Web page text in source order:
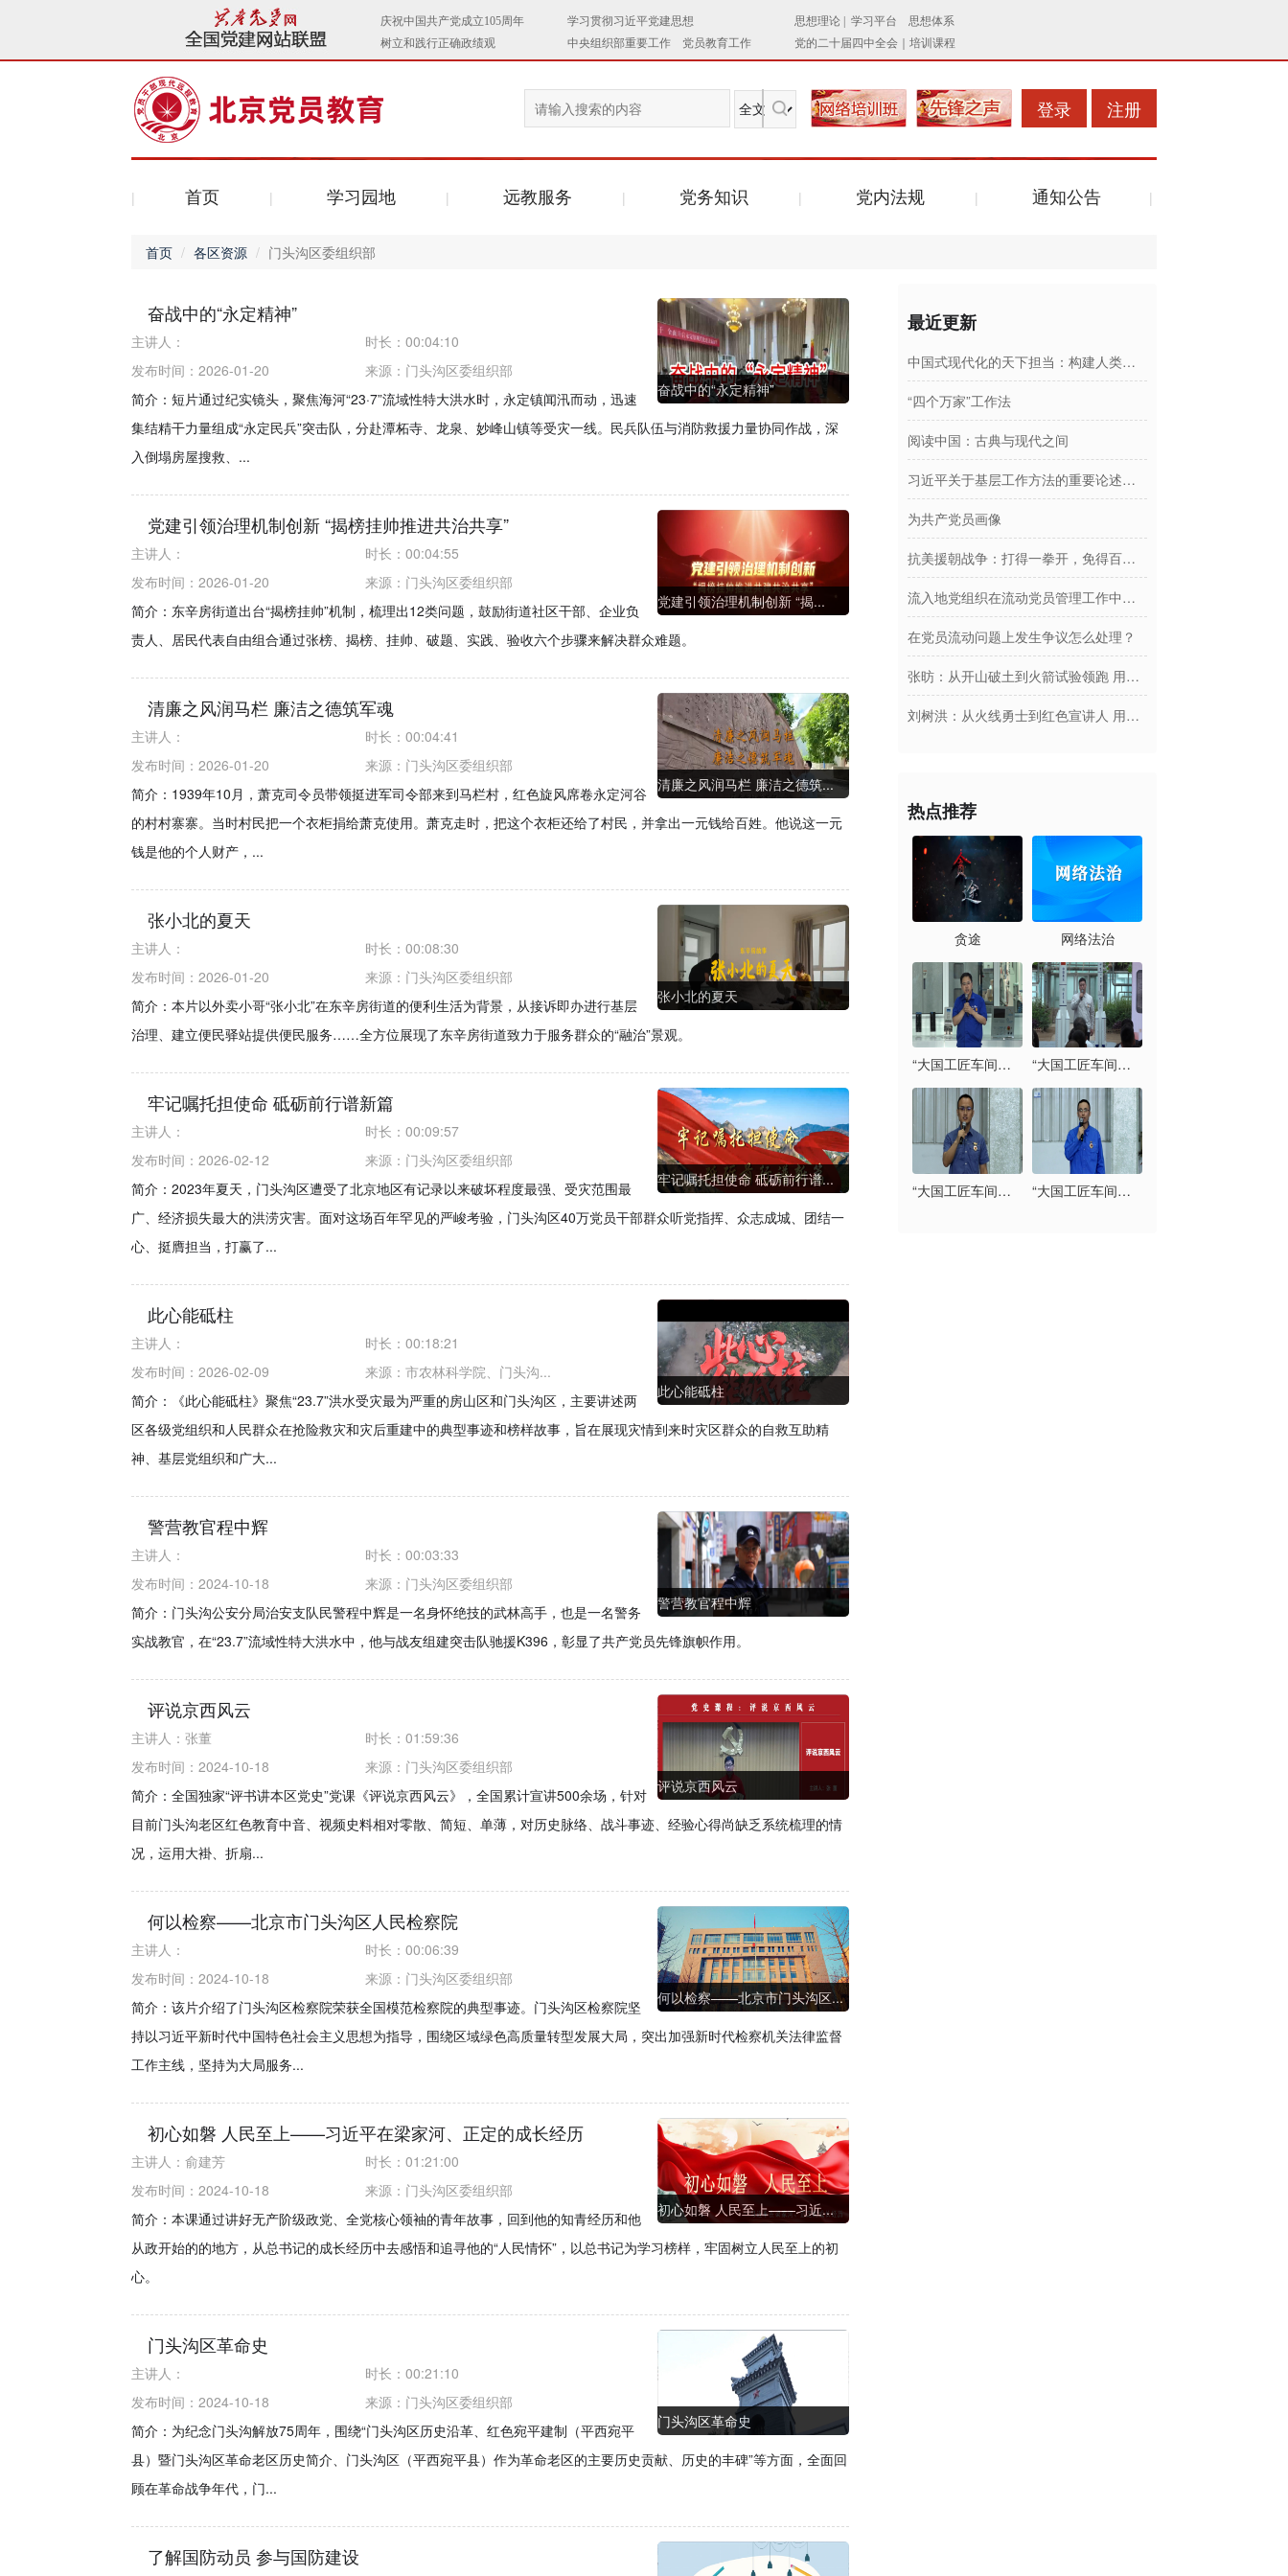
登录 注册
首页 学习园地 远教服务 党务知识 党内法规 通知公告
首页 各区资源 门头沟区委组织部
奋战中的“永定精神”
奋战中的“永定精神”
主讲人： 时长： 00:04:10
发布时间：2026-01-20
来源： 门头沟区委组织部
简介：短片通过纪实镜头，聚焦海河“23·7”流域性特大洪水时，永定镇闻汛而动，迅速
集结精干力量组成“永定民兵”突击队，分赴潭柘寺、龙泉、妙峰山镇等受灾一线。民兵队伍与消防救援力量协同作战，深
入倒塌房屋搜救、...
党建引领治理机制创新 “揭...
党建引领治理机制创新 “揭榜挂帅推进共治共享”
主讲人： 时长： 00:04:55
发布时间：2026-01-20
来源： 门头沟区委组织部
简介：东辛房街道出台“揭榜挂帅”机制，梳理出12类问题，鼓励街道社区干部、企业负
责人、居民代表自由组合通过张榜、揭榜、挂帅、破题、实践、验收六个步骤来解决群众难题。
清廉之风润马栏 廉洁之德筑...
清廉之风润马栏 廉洁之德筑军魂
主讲人： 时长： 00:04:41
发布时间：2026-01-20
来源： 门头沟区委组织部
简介：1939年10月，萧克司令员带领挺进军司令部来到马栏村，红色旋风席卷永定河谷
的村村寨寨。当时村民把一个衣柜捐给萧克使用。萧克走时，把这个衣柜还给了村民，并拿出一元钱给百姓。他说这一元
钱是他的个人财产，...
张小北的夏天
张小北的夏天
主讲人： 时长： 00:08:30
发布时间：2026-01-20
来源： 门头沟区委组织部
简介：本片以外卖小哥“张小北”在东辛房街道的便利生活为背景，从接诉即办进行基层
治理、建立便民驿站提供便民服务……全方位展现了东辛房街道致力于服务群众的“融治”景观。
牢记嘱托担使命 砥砺前行谱...
牢记嘱托担使命 砥砺前行谱新篇
主讲人： 时长： 00:09:57
发布时间：2026-02-12
来源： 门头沟区委组织部
简介：2023年夏天，门头沟区遭受了北京地区有记录以来破坏程度最强、受灾范围最
广、经济损失最大的洪涝灾害。面对这场百年罕见的严峻考验，门头沟区40万党员干部群众听党指挥、众志成城、团结一
心、挺膺担当，打赢了...
此心能砥柱
此心能砥柱
主讲人： 时长： 00:18:21
发布时间：2026-02-09
来源： 市农林科学院、门头沟...
简介：《此心能砥柱》聚焦“23.7”洪水受灾最为严重的房山区和门头沟区，主要讲述两
区各级党组织和人民群众在抢险救灾和灾后重建中的典型事迹和榜样故事，旨在展现灾情到来时灾区群众的自救互助精
神、基层党组织和广大...
警营教官程中辉
警营教官程中辉
主讲人： 时长： 00:03:33
发布时间：2024-10-18
来源： 门头沟区委组织部
简介：门头沟公安分局治安支队民警程中辉是一名身怀绝技的武林高手，也是一名警务
实战教官，在“23.7”流域性特大洪水中，他与战友组建突击队驰援K396，彰显了共产党员先锋旗帜作用。
评说京西风云
评说京西风云
主讲人： 张董 时长： 01:59:36
发布时间：2024-10-18
来源： 门头沟区委组织部
简介：全国独家“评书讲本区党史”党课《评说京西风云》，全国累计宣讲500余场，针对
目前门头沟老区红色教育中音、视频史料相对零散、简短、单薄，对历史脉络、战斗事迹、经验心得尚缺乏系统梳理的情
况，运用大褂、折扇...
何以检察——北京市门头沟区...
何以检察——北京市门头沟区人民检察院
主讲人： 时长： 00:06:39
发布时间：2024-10-18
来源： 门头沟区委组织部
简介：该片介绍了门头沟区检察院荣获全国模范检察院的典型事迹。门头沟区检察院坚
持以习近平新时代中国特色社会主义思想为指导，围绕区域绿色高质量转型发展大局，突出加强新时代检察机关法律监督
工作主线，坚持为大局服务...
初心如磐 人民至上——习近...
初心如磐 人民至上——习近平在梁家河、正定的成长经历
主讲人： 俞建芳 时长： 01:21:00
发布时间：2024-10-18
来源： 门头沟区委组织部
简介：本课通过讲好无产阶级政党、全党核心领袖的青年故事，回到他的知青经历和他
从政开始的的地方，从总书记的成长经历中去感悟和追寻他的“人民情怀”，以总书记为学习榜样，牢固树立人民至上的初
心。
门头沟区革命史
门头沟区革命史
主讲人： 时长： 00:21:10
发布时间：2024-10-18
来源： 门头沟区委组织部
简介：为纪念门头沟解放75周年，围绕“门头沟区历史沿革、红色宛平建制（平西宛平
县）暨门头沟区革命老区历史简介、门头沟区（平西宛平县）作为革命老区的主要历史贡献、历史的丰碑”等方面，全面回
顾在革命战争年代，门...
了解国防动员 参与国防建设
最近更新
中国式现代化的天下担当：构建人类命运共同体
“四个万家”工作法
阅读中国：古典与现代之间
习近平关于基层工作方法的重要论述学习读本
为共产党员画像
抗美援朝战争：打得一拳开，免得百拳来
流入地党组织在流动党员管理工作中的主要责任有哪些？
在党员流动问题上发生争议怎么处理？
张昉：从开山破土到火箭试验领跑 用青春托举商业航天梦
刘树洪：从火线勇士到红色宣讲人 用四十载光阴坚守赤诚初心践行使命担当
热点推荐
贪途 网络法治
“大国工匠车间开讲”系列宣讲：马小光（中国兵器工业集团有限公司北京北方车辆集团有限公司） “大国工匠车间开讲”系列宣讲：王萌（北京京能热力发展有限公司通州分公司）
“大国工匠车间开讲”系列宣讲：邢林贺（中国航天空气动力研究院） “大国工匠车间开讲”系列宣讲：荣彦明（首钢京唐钢铁联合有限责任公司）